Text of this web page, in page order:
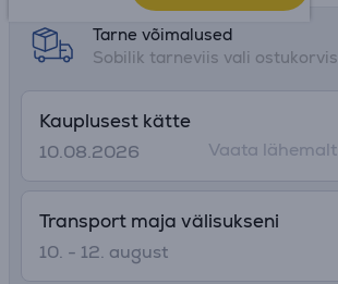
Tarne võimalused
Sobilik tarneviis vali ostukorvis
Kauplusest kätte
10.08.2026
Vaata lähemalt
Transport maja välisukseni
10. - 12. august